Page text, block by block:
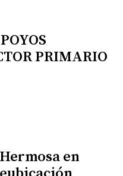
PRIMARIO
en